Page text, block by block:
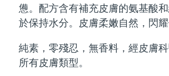
憊。配方含有補充皮膚的氨基酸
於保持水分。皮膚柔嫩自然，閃耀
純素，零殘忍，無香料，經皮膚
所有皮膚類型。
FAQ™產品
All anti-aging
FAQ™產品
All LED treatments
FAQ™ products
All toning treatments
IPL hair removal
Massaging body brush
痘肌護理
ESPADA™ 2 plus
Recurring acne LED
眼部
BEAR™ 2 eyes
Microcurrent line
德國 預計
希臘